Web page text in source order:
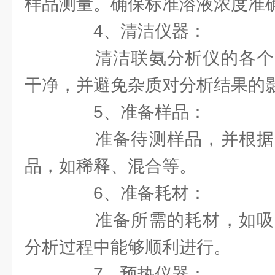
样品测量。确保标准溶液浓度准
4、清洁仪器：
清洁联氨分析仪的各个
干净，并避免杂质对分析结果的
5、准备样品：
准备待测样品，并根据
品，如稀释、混合等。
6、准备耗材：
准备所需的耗材，如吸
分析过程中能够顺利进行。